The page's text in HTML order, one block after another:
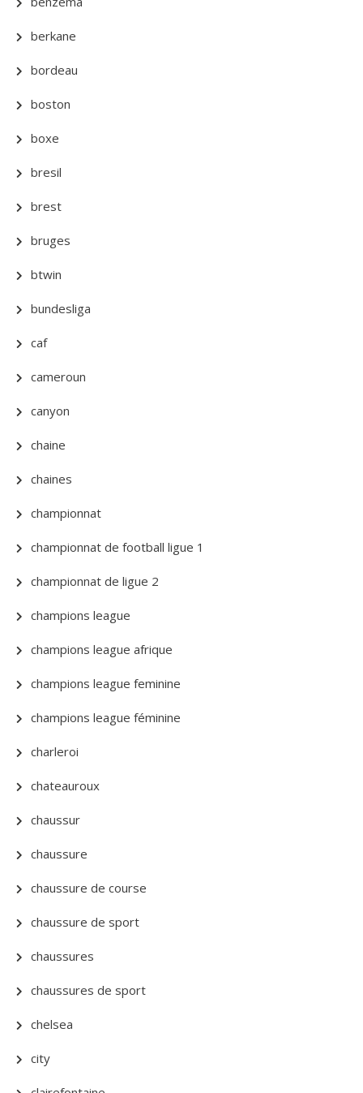
berkane
bordeau
boston
boxe
bresil
brest
bruges
btwin
bundesliga
caf
cameroun
canyon
chaine
chaines
championnat
championnat de football ligue 1
championnat de ligue 2
champions league
champions league afrique
champions league feminine
champions league féminine
charleroi
chateauroux
chaussur
chaussure
chaussure de course
chaussure de sport
chaussures
chaussures de sport
chelsea
city